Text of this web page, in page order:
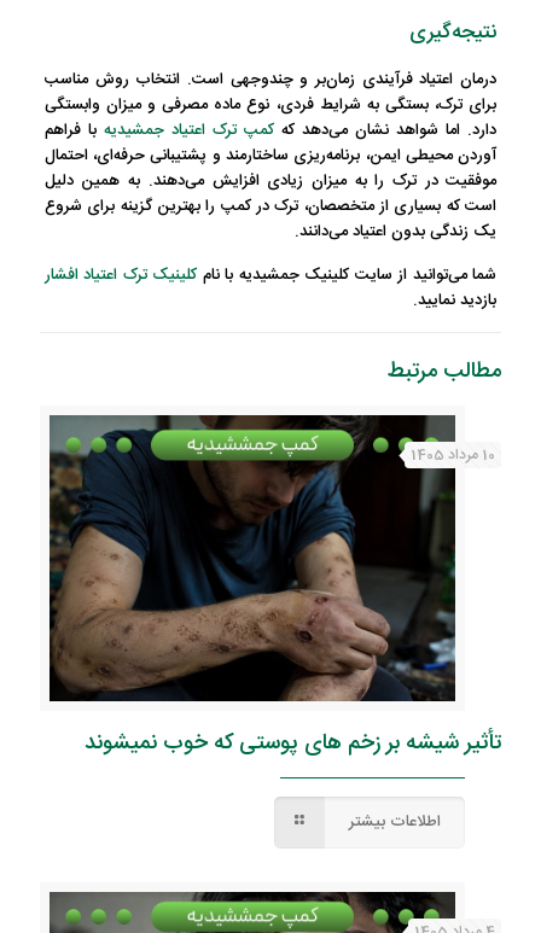
نتیجه‌گیری
درمان اعتیاد فرآیندی زمان‌بر و چندوجهی است. انتخاب روش مناسب
برای ترک، بستگی به شرایط فردی، نوع ماده مصرفی و میزان وابستگی
دارد. اما شواهد نشان می‌دهد که کمپ‌ ترک اعتیاد جمشیدیه با فراهم
آوردن محیطی ایمن، برنامه‌ریزی ساختارمند و پشتیبانی حرفه‌ای، احتمال
موفقیت در ترک را به میزان زیادی افزایش می‌دهند. به همین دلیل
است که بسیاری از متخصصان، ترک در کمپ را بهترین گزینه برای شروع
یک زندگی بدون اعتیاد می‌دانند.
شما می‌توانید از سایت کلینیک جمشیدیه با نام کلینیک ترک اعتیاد افشار
بازدید نمایید.
مطالب مرتبط
10 مرداد 1405
تأثیر شیشه بر زخم های پوستی که خوب نمیشوند
اطلاعات بیشتر